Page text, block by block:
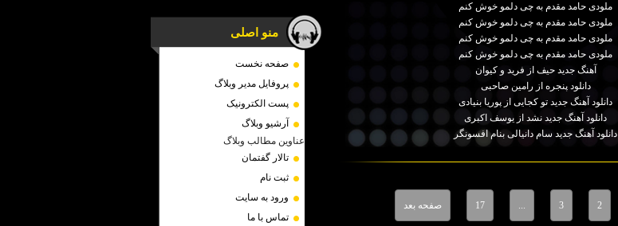
ملودی حامد مقدم به چی دلمو خوش کنم
ملودی حامد مقدم به چی دلمو خوش کنم
ملودی حامد مقدم به چی دلمو خوش کنم
ملودی حامد مقدم به چی دلمو خوش کنم
آهنگ جدید حیف از فرید و کیوان
دانلود پنجره از رامین صاحبی
دانلود آهنگ جدید تو کجایی از پوریا بنیادی
دانلود آهنگ جدید نشد از یوسف اکبری
دانلود آهنگ جدید سام دانیالی بنام افسونگر
2
3
...
17 صفحه بعد
منو اصلی
صفحه نخست
پروفایل مدیر وبلاگ
پست الکترونیک
آرشیو وبلاگ
عناوین مطالب وبلاگ
تالار گفتمان
ثبت نام
ورود به سایت
تماس با ما